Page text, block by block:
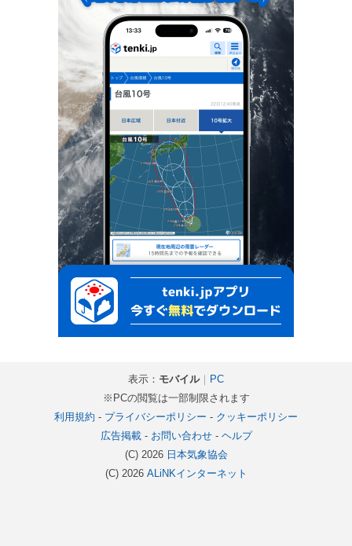
表示： モバイル｜ PC
※PCの閲覧は一部制限されます
利用規約 - プライバシーポリシー - クッキーポリシー
広告掲載- お問い合わせ- ヘルプ
(C) 2026 日本気象協会
(C) 2026 ALiNKインターネット